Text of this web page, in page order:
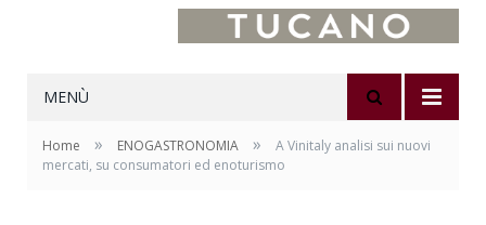
MENÙ
Home » ENOGASTRONOMIA »
A Vinitaly analisi sui nuovi
mercati, su consumatori ed enoturismo